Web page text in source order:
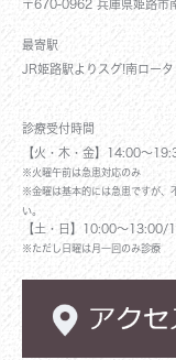
〒670-0962 兵庫県姫路市
最寄駅
JR姫路駅よりスグ!南ロータ
診療受付時間
【火・木・金】14:00～
※火曜午前は急患対応のみ
※金曜は基本的には急患ですが、
い。
【土・日】10:00～13:00/
※ただし日曜は月一回のみ診療